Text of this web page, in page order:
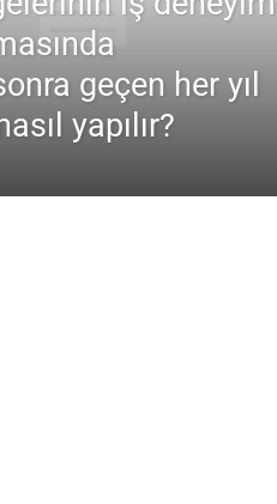
geçen her yıl
yapılır?